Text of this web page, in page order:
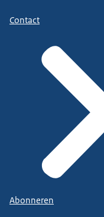
Contact
Abonneren